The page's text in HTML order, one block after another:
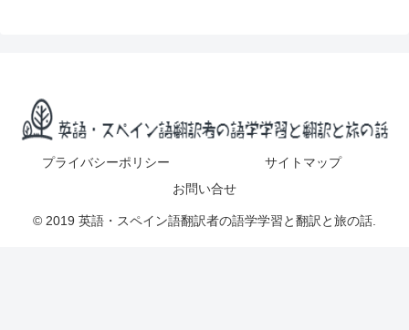
プライバシーポリシー
サイトマップ
お問い合せ
© 2019 英語・スペイン語翻訳者の語学学習と翻訳と旅の話.